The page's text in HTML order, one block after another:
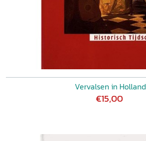
Vervalsen in Holland
€15,00